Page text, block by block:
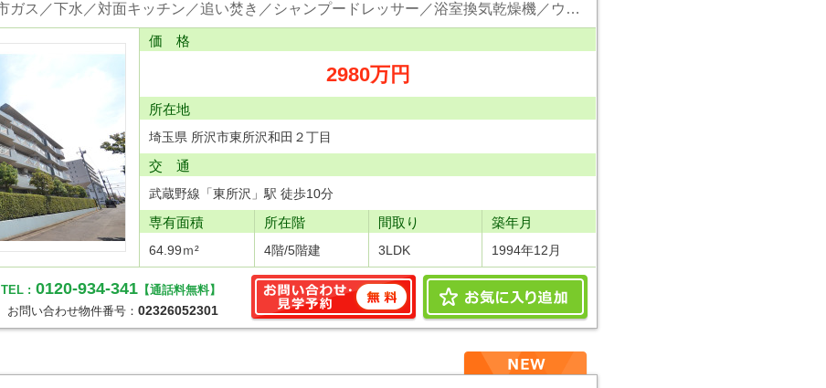
東京電力／公営水道／都市ガス／下水／対面キッチン／追い焚き／シャンプードレッサー／浴室換気乾燥機／ウォシュレット／システムキッチン／浄水器／フローリング／クローゼット／オートロック／エレベータ／駐輪場／バイク置場／角部屋／ペット相談
価 格
2980万円
所在地
埼玉県 所沢市東所沢和田２丁目
交 通
武蔵野線「東所沢」駅 徒歩10分
専有面積
64.99ｍ²
所在階
4階/5階建
間取り
3LDK
築年月
1994年12月
TEL : 0120-934-341 【通話料無料】
お問い合わせ物件番号：02326052301